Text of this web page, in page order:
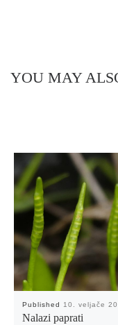
YOU MAY
Published 10. veljače
Nalazi paprati